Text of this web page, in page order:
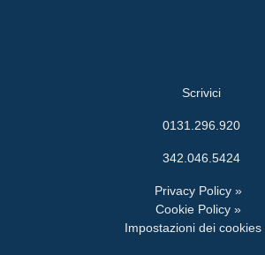
Scrivici
0131.296.920
342.046.5424
Privacy Policy »
Cookie Policy »
Impostazioni dei cookies